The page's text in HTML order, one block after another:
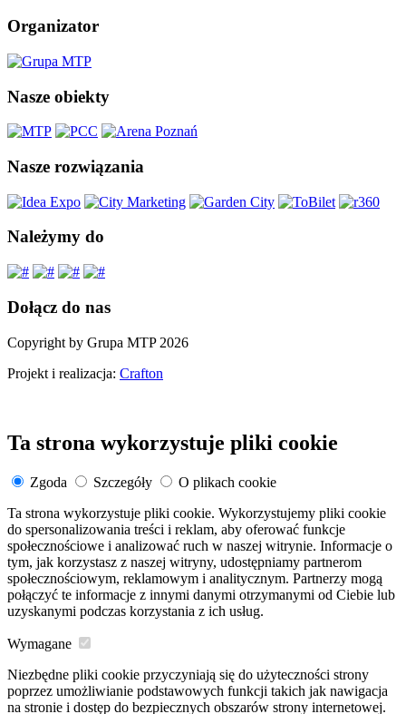
Organizator
Nasze obiekty
Nasze rozwiązania
Należymy do
Dołącz do nas
Copyright by Grupa MTP 2026
Projekt i realizacja: Crafton
Ta strona wykorzystuje pliki cookie
Zgoda Szczegóły
O plikach cookie
Ta strona wykorzystuje pliki cookie. Wykorzystujemy pliki cookie
do spersonalizowania treści i reklam, aby oferować funkcje
społecznościowe i analizować ruch w naszej witrynie. Informacje o
tym, jak korzystasz z naszej witryny, udostępniamy partnerom
społecznościowym, reklamowym i analitycznym. Partnerzy mogą
połączyć te informacje z innymi danymi otrzymanymi od Ciebie lub
uzyskanymi podczas korzystania z ich usług.
Wymagane
Niezbędne pliki cookie przyczyniają się do użyteczności strony
poprzez umożliwianie podstawowych funkcji takich jak nawigacja
na stronie i dostęp do bezpiecznych obszarów strony internetowej.